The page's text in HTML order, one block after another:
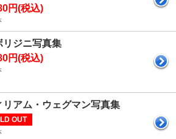
円(税込)
リジニ写真集
円(税込)
リアム・ウェグマン写真集
OUT